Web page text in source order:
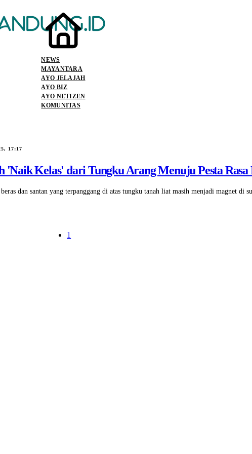
NEWS
MAYANTARA
AYO JELAJAH
AYO BIZ
AYO NETIZEN
KOMUNITAS
17:17
'Naik Kelas' dari Tungku Arang Menuju Pesta
dan santan yang terpanggang di atas tungku tanah liat masih menjadi magnet di
1